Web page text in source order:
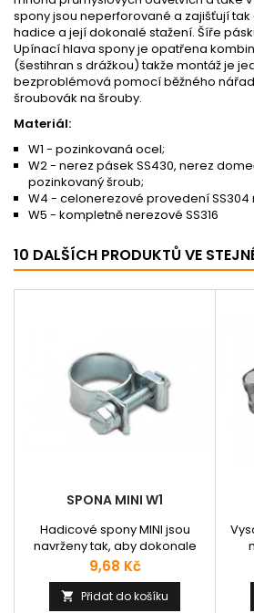
spony jsou neperforované a zajišťují
hadice a její dokonalé stažení. Šíře
Upínací hlava spony je opatřena
(šestihran s drážkou) takže montáž je
bezproblémová pomocí běžného
šroubovák na šrouby.
Materiál:
W1 - pozinkovaná ocel;
W2 - nerez pásek SS430, nerez
pozinkovaný šroub;
W4 - celonerezové provedení SS304
W5 - kompletně nerezové SS316
10 DALŠÍCH PRODUKTŮ VE
SPONA MINI W1
Hadicové spony MINI jsou
navrženy tak, aby dokonale
utěsnily malé průměry hadic.
Sponky nejsou perforované,
tím se eliminuje riziko
Cena
9,68 Kč
 Přidat do košíku